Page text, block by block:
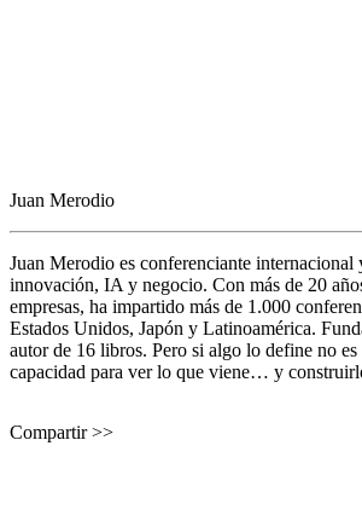
Juan Merodio
Juan Merodio es conferenciante internacional
innovación, IA y negocio. Con más de 20
empresas, ha impartido más de 1.000
Estados Unidos, Japón y Latinoamérica.
autor de 16 libros. Pero si algo lo define no
capacidad para ver lo que viene… y
Compartir >>